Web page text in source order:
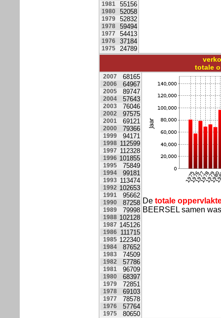
1981 55156
1980 52058
1979 52832
1978 59494
1977 54413
1976 37184
1975 24789
totale
2007 68165
2006 64967
2005 89747
2004 57643
2003 76046
2002 97575
2001 69121
2000 79366
1999 94171
1998 112599
1997 112328
1996 101855
1995 75849
1994 99181
1993 113474
1992 102653
1991 95662
1990 87258
1989 79998
1988 102128
1987 145126
1986 111715
1985 122340
1984 87652
1983 74509
1982 57786
1981 96709
1980 68397
1979 72851
1978 69103
1977 78578
1976 57764
1975 80650
De totale
BEERSEL samen